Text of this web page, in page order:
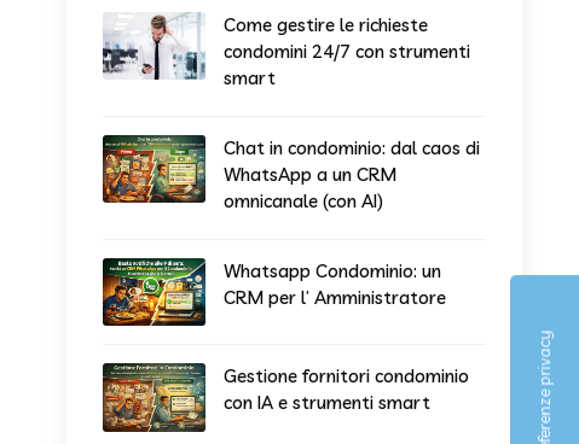
Come gestire le richieste
condomini 24/7 con strumenti
smart
Chat in condominio: dal caos di
WhatsApp a un CRM
omnicanale (con AI)
Whatsapp Condominio: un
CRM per l’ Amministratore
Gestione fornitori condominio
con IA e strumenti smart